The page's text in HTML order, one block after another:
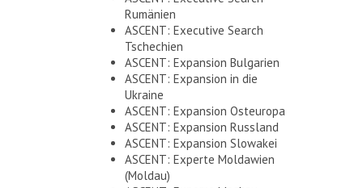
Rumänien
ASCENT: Executive Search
Tschechien
ASCENT: Expansion Bulgarien
ASCENT: Expansion in die
Ukraine
ASCENT: Expansion Osteuropa
ASCENT: Expansion Russland
ASCENT: Expansion Slowakei
ASCENT: Experte Moldawien
(Moldau)